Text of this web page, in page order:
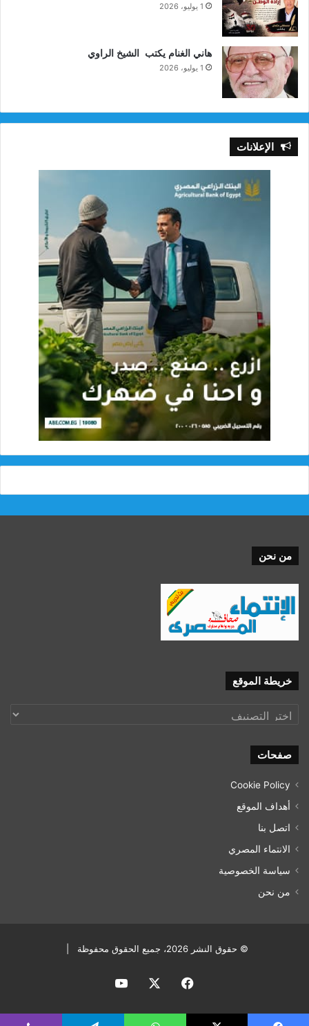
1 يوليو، 2026
هاني الغنام يكتب الشيخ الراوي
1 يوليو، 2026
الإعلانات
من نحن
خريطة الموقع
خريطة
صفحات
Cookie Policy
أهداف الموقع
اتصل بنا
الانتماء المصري
سياسة الخصوصية
من نحن
© حقوق النشر 2026، جميع الحقوق محفوظة |
فيسبوك ‫YouTube